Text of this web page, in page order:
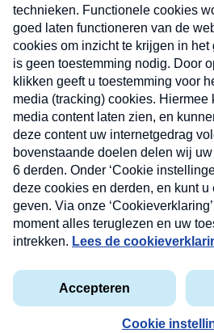
Privacyverklaring
Kwetsbaarheid melden
Copyright © 2026 MAX Vandaag - Omroep
Nieuwsbrief
Neem hier een gratis
nieuwsbrief. Elke vrijdag- en